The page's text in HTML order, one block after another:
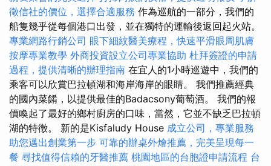
徵信社的價位，選擇合適服務 作為巡航的一部分，我們的
船隻幾乎從每個港口出發，並在獨特的運輸後返回起火站。
專業網路行銷公司 眼下細紋醫美療程，快速平滑眼周肌膚
按摩專業教學 外商投資設立公司專業協助 杜拜簽證的申請
過程，提供清晰的辦理指南 在宜人的1小時巡遊中，我們的
乘客可以欣賞巴拉頓湖和海岸海岸的眼睛。 我們推薦經典
的國內菜餚，以提供最佳的Badacsony葡萄酒。 我們的報
價喚起了最好的鄉村廚房的口味，當然，它並不缺乏巴拉頓
湖的特徵。 新的是Kisfaludy House 成立公司，專業服務
助您邁出創業第一步 可靠的辦桌外燴推薦，完美呈現每一
餐 尋找值得信賴的牙醫推薦 桃園地區的台胞證申請流程 台